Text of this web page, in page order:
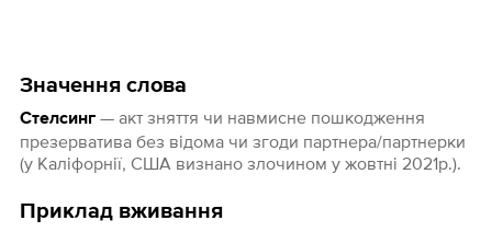
Значення слова
Стелсинг— акт зняття чи навмисне пошкодження
презерватива без відома чи згоди партнера/партнерки
(у Каліфорнії, США визнано злочином у жовтні 2021р.).
Приклад вживання